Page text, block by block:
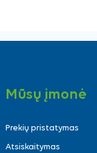
Mūsų įmonė
Prekių pristatymas
Atsiskaitymas